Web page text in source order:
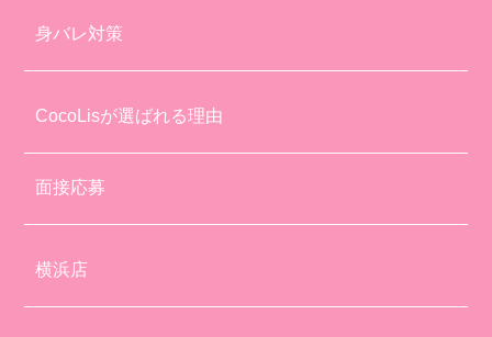
身バレ対策
CocoLisが選ばれる理由
面接応募
横浜店